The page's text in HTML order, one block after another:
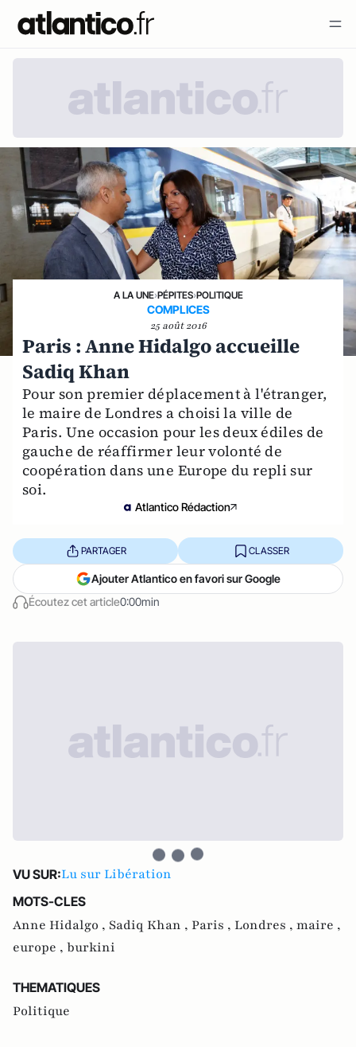
A LA UNE›PÉPITES›POLITIQUE
COMPLICES
25 août 2016
Paris : Anne Hidalgo accueille
Sadiq Khan
Pour son premier déplacement à l'étranger,
le maire de Londres a choisi la ville de
Paris. Une occasion pour les deux édiles de
gauche de réaffirmer leur volonté de
coopération dans une Europe du repli sur
soi.
Atlantico Rédaction
Écoutez cet article0:00min
PARTAGER CLASSER
Ajouter Atlantico en favori sur Google
VU SUR:Lu sur Libération
MOTS-CLES
Anne Hidalgo , Sadiq Khan , Paris , Londres , maire ,
europe , burkini
THEMATIQUES
Politique